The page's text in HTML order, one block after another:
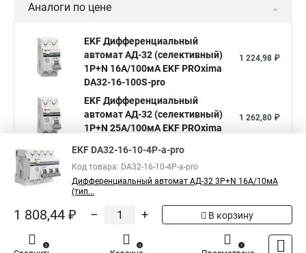
Аналоги по цене
EKF Дифференциальный
автомат АД-32 (селективный)
1P+N 16А/100мА EKF PROxima
DA32-16-100S-pro
1 224,98 ₽
EKF Дифференциальный
автомат АД-32 (селективный)
1P+N 25А/100мА EKF PROxima
1 262,80 ₽
автомат АД-32 (селективный)
1P+N 50А/100мА EKF PROxima
1 247,33 ₽
Показать больше
EKF DA32-16-10-4P-a-pro
Код товара: DA32-16-10-4P-a-pro
Дифференциальный автомат АД-32 3P+N 16А/10мА
(тип...
1 808,44 ₽ – + В корзину
0 0 1